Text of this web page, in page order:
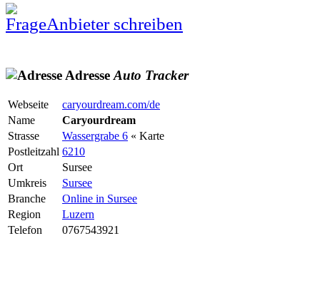
Anbieter schreiben
Adresse Auto Tracker
Webseite
caryourdream.com/de
Name
Caryourdream
Strasse
Wassergrabe 6 « Karte
Postleitzahl 6210
Ort
Sursee
Umkreis
Sursee
Branche
Online in Sursee
Region
Luzern
Telefon
0767543921